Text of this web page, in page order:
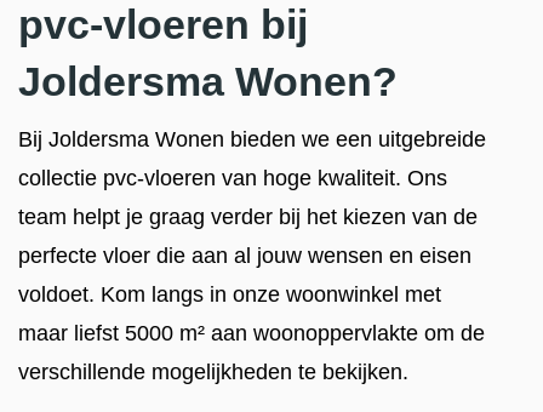
pvc-vloeren bij
Joldersma Wonen?
Bij Joldersma Wonen bieden we een uitgebreide
collectie pvc-vloeren van hoge kwaliteit. Ons
team helpt je graag verder bij het kiezen van de
perfecte vloer die aan al jouw wensen en eisen
voldoet. Kom langs in onze woonwinkel met
maar liefst 5000 m² aan woonoppervlakte om de
verschillende mogelijkheden te bekijken.